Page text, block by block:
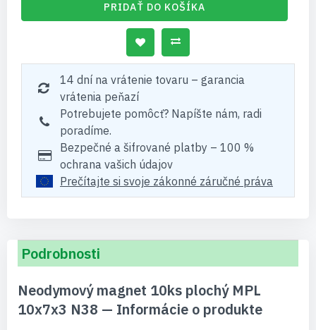
PRIDAŤ DO KOŠÍKA
14 dní na vrátenie tovaru – garancia
vrátenia peňazí
Potrebujete pomôcť? Napíšte nám, radi
poradíme.
Bezpečné a šifrované platby – 100 %
ochrana vašich údajov
Prečítajte si svoje zákonné záručné práva
Podrobnosti
Neodymový magnet 10ks plochý MPL
10x7x3 N38 — Informácie o produkte